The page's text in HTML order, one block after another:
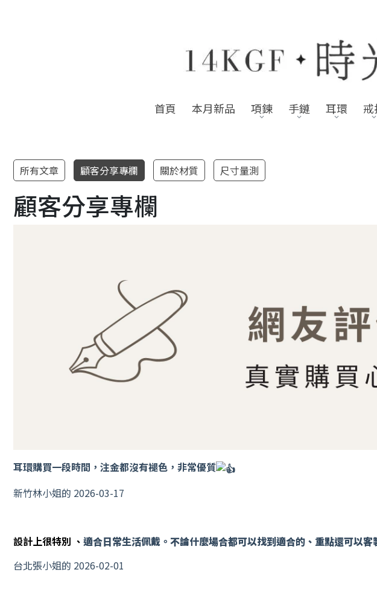
首頁 本月新品 項鍊 手鏈 耳環 戒
所有文章 顧客分享專欄 關於材質 尺寸量測
顧客分享專欄
耳環購買一段時間，注金都沒有褪色，非常優質
新竹林小姐的 2026-03-17
設計上很特別 、 適合日常生活佩戴。不論什麼場合都可以找到適合的、重點還可以客
台北張小姐的 2026-02-01